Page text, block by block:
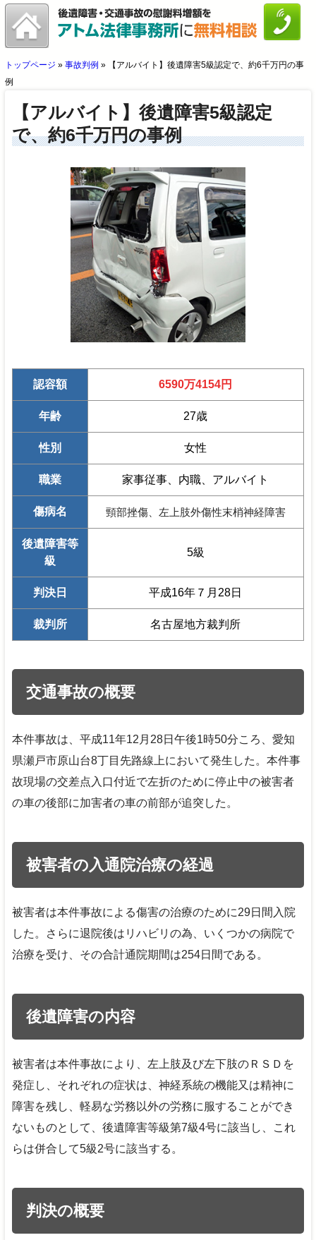
トップページ » 事故判例 »
【アルバイト】後遺障害5級認定で、約6千万円の事
例
【アルバイト】後遺障害5級認定
で、約6千万円の事例
認容額 6590万4154円
年齢 27歳
性別 女性
職業 家事従事、内職、アルバイト
傷病名 頸部挫傷、左上肢外傷性末梢神経障害
後遺障害等
級
5級
判決日 平成16年７月28日
裁判所 名古屋地方裁判所
交通事故の概要
本件事故は、平成11年12月28日午後1時50分ころ、愛知
県瀬戸市原山台8丁目先路線上において発生した。本件事
故現場の交差点入口付近で左折のために停止中の被害者
の車の後部に加害者の車の前部が追突した。
被害者の入通院治療の経過
被害者は本件事故による傷害の治療のために29日間入院
した。さらに退院後はリハビリの為、いくつかの病院で
治療を受け、その合計通院期間は254日間である。
後遺障害の内容
被害者は本件事故により、左上肢及び左下肢のＲＳＤを
発症し、それぞれの症状は、神経系統の機能又は精神に
障害を残し、軽易な労務以外の労務に服することができ
ないものとして、後遺障害等級第7級4号に該当し、これ
らは併合して5級2号に該当する。
判決の概要